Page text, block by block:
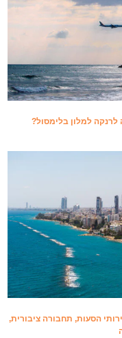
למלון בלימסול?
הסעות, תחבורה ציבורית,